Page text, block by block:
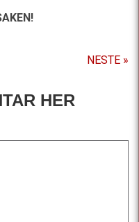
NESTE »
HER